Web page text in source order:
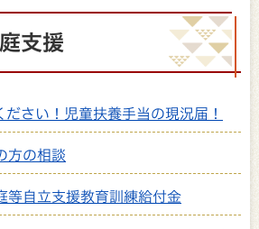
支援
ださい！児童扶養手当の現況届！
方の相談
等自立支援教育訓練給付金